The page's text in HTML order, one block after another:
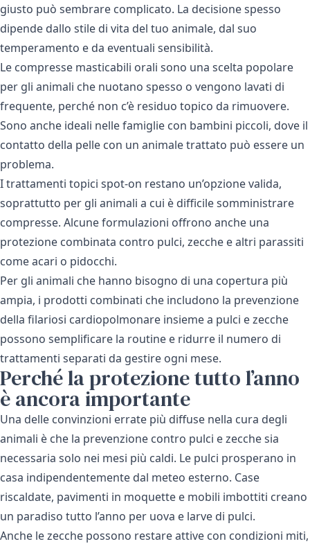
giusto può sembrare complicato. La decisione spesso
dipende dallo stile di vita del tuo animale, dal suo
temperamento e da eventuali sensibilità.
Le compresse masticabili orali sono una scelta popolare
per gli animali che nuotano spesso o vengono lavati di
frequente, perché non c’è residuo topico da rimuovere.
Sono anche ideali nelle famiglie con bambini piccoli, dove il
contatto della pelle con un animale trattato può essere un
problema.
I trattamenti topici spot-on restano un’opzione valida,
soprattutto per gli animali a cui è difficile somministrare
compresse. Alcune formulazioni offrono anche una
protezione combinata contro pulci, zecche e altri parassiti
come acari o pidocchi.
Per gli animali che hanno bisogno di una copertura più
ampia, i prodotti combinati che includono la prevenzione
della filariosi cardiopolmonare insieme a pulci e zecche
possono semplificare la routine e ridurre il numero di
trattamenti separati da gestire ogni mese.
Perché la protezione tutto l’anno
è ancora importante
Una delle convinzioni errate più diffuse nella cura degli
animali è che la prevenzione contro pulci e zecche sia
necessaria solo nei mesi più caldi. Le pulci prosperano in
casa indipendentemente dal meteo esterno. Case
riscaldate, pavimenti in moquette e mobili imbottiti creano
un paradiso tutto l’anno per uova e larve di pulci.
Anche le zecche possono restare attive con condizioni miti,